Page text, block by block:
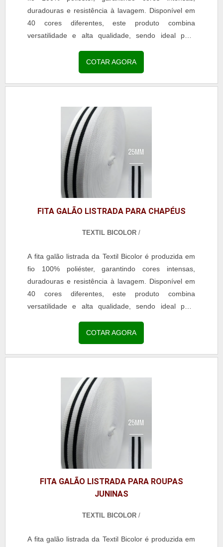
duradouras e resistência à lavagem. Disponível em
40 cores diferentes, este produto combina
versatilidade e alta qualidade, sendo ideal para
acabamento uniforme e toque macio, a fita é perfeita
para decoração de uniformes escolares, roupas
profissionais, jeans, calças legging, reforço de gola
mochilas. A escolha pela fita galão listrada assegura
durabilidade, estética refinada e resistência,
agregando valor às criações e atendendo às
demandas de clientes exigentes.
COTAR AGORA
FITA GALÃO LISTRADA PARA CHAPÉUS
TEXTIL BICOLOR /
A fita galão listrada da Textil Bicolor é produzida em
fio 100% poliéster, garantindo cores intensas,
duradouras e resistência à lavagem. Disponível em
40 cores diferentes, este produto combina
versatilidade e alta qualidade, sendo ideal para
acabamento uniforme e toque macio, a fita é perfeita
para decoração de uniformes escolares, roupas
profissionais, jeans, calças legging, reforço de gola
mochilas. A escolha pela fita galão listrada assegura
durabilidade, estética refinada e resistência,
agregando valor às criações e atendendo às
demandas de clientes exigentes.
COTAR AGORA
FITA GALÃO LISTRADA PARA ROUPAS
JUNINAS
TEXTIL BICOLOR /
A fita galão listrada da Textil Bicolor é produzida em